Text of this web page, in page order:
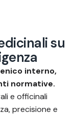
dicinalisu
genza
interno,
normative.
e officinali
precisione e